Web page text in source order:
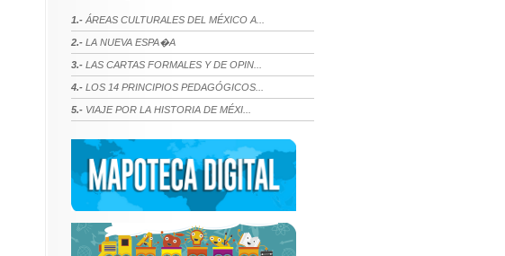
1.- ÁREAS CULTURALES DEL MÉXICO A...
2.- LA NUEVA ESPA�A
3.- LAS CARTAS FORMALES Y DE OPIN...
4.- LOS 14 PRINCIPIOS PEDAGÓGICOS...
5.- VIAJE POR LA HISTORIA DE MÉXI...